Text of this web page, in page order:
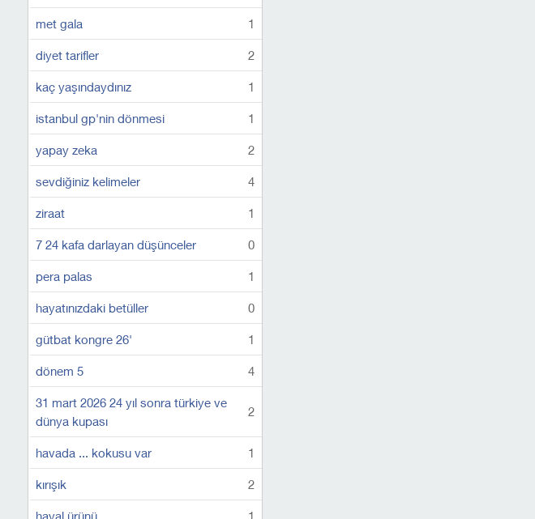
met gala 1
diyet tarifler 2
kaç yaşındaydınız 1
istanbul gp'nin dönmesi 1
yapay zeka 2
sevdiğiniz kelimeler 4
ziraat 1
7 24 kafa darlayan düşünceler 0
pera palas 1
hayatınızdaki betüller 0
gütbat kongre 26' 1
dönem 5 4
31 mart 2026 24 yıl sonra türkiye ve
dünya kupası
2
havada ... kokusu var 1
kırışık 2
hayal ürünü 1